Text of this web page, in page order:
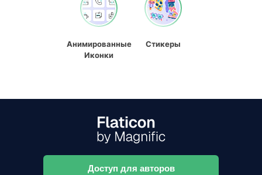
Анимированные
Иконки
Стикеры
Доступ для авторов